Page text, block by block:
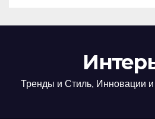
Тренды и Стиль, Инновации